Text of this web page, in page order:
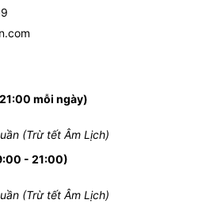
mỗi ngày)
(Trừ tết Âm Lịch)
- 21:00)
(Trừ tết Âm Lịch)